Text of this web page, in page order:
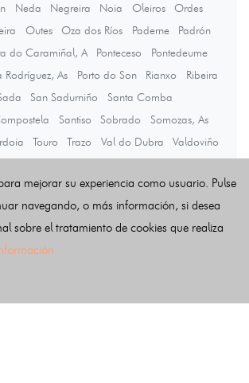
Neda Negreira Noia Oleiros
Ordes
Outes Oza dos Ríos Paderne
Padrón
do Caramiñal, A Ponteceso
Pontedeume
Rodríguez, As
Porto do Son Rianxo
Ribeira
San Sadurniño
Santa Comba
Santiso Sobrado
Somozas, As
Touro Trazo Val do Dubra
Valdoviño
Últimas noticias
mejorar su experiencia como usuario. Pulse
navegando, o más información, si desea
sobre el tratamiento de cookies que realiza